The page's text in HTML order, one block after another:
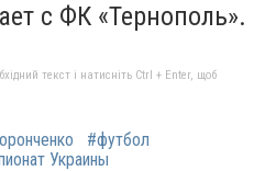
с ФК «Тернополь».
текст і натисніть Ctrl + Enter, щоб
#футбол
Украины